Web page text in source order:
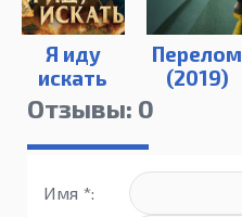
Я иду
искать
(2019 /
1080p)
Перелом
(2019)
Отзывы: 0
Имя *: